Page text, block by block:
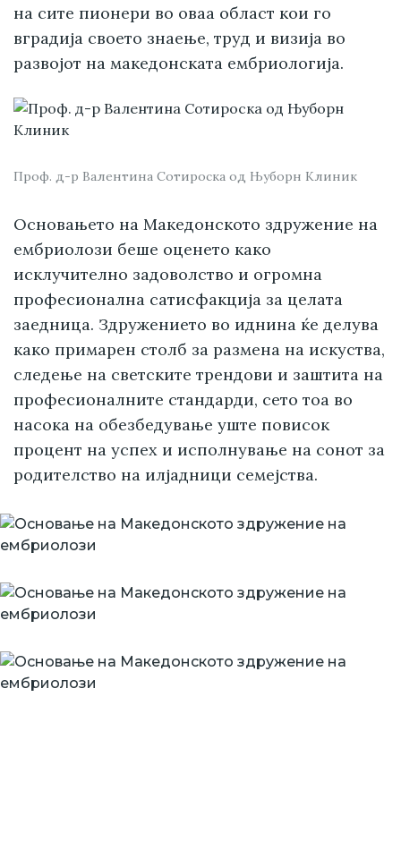
на сите пионери во оваа област кои го
вградија своето знаење, труд и визија во
развојот на македонската ембриологија.
Проф. д-р Валентина Сотироска од Њуборн Клиник
Основањето на Македонското здружение на
ембриолози беше оценето како
исклучително задоволство и огромна
професионална сатисфакција за целата
заедница. Здружението во иднина ќе делува
како примарен столб за размена на искуства,
следење на светските трендови и заштита на
професионалните стандарди, сето тоа во
насока на обезбедување уште повисок
процент на успех и исполнување на сонот за
родителство на илјадници семејства.